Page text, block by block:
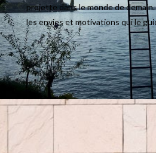
projette dans le monde de
les envies et motivations qui le